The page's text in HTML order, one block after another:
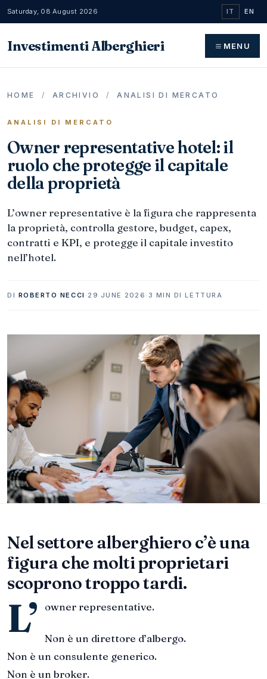
Saturday, 08 August 2026 IT EN
Investimenti Alberghieri MENU
HOME / ARCHIVIO / ANALISI DI MERCATO
ANALISI DI MERCATO
Owner representative hotel: il
ruolo che protegge il capitale
della proprietà
L’owner representative è la figura che rappresenta
la proprietà, controlla gestore, budget, capex,
contratti e KPI, e protegge il capitale investito
nell’hotel.
DI ROBERTO NECCI · 29 JUNE 2026 · 3 MIN DI LETTURA
Nel settore alberghiero c’è una
figura che molti proprietari
scoprono troppo tardi.
L’ owner representative.
Non è un direttore d’albergo.
Non è un consulente generico.
Non è un broker.